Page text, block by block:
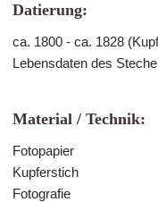
Datierung:
ca. 1800 - ca. 1828
Lebensdaten des
Material / Technik:
Fotopapier
Kupferstich
Fotografie